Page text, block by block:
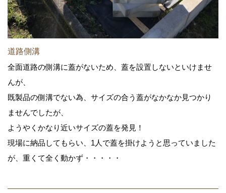
道路側溝
全面道路の側溝に蓋がないため、蓋を設置しないといけませ
んが、
既製品の側溝でない為、サイズの合う蓋がなかなか見つかり
ませんでしたが、
ようやくかなり近いサイズの蓋を発見！
現場に納品してもらい、1人で蓋を掛けようと思っていました
が、重くて全く動かず・・・・・